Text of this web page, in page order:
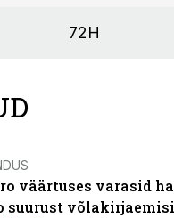
72H
väärtuses varasid
suurust